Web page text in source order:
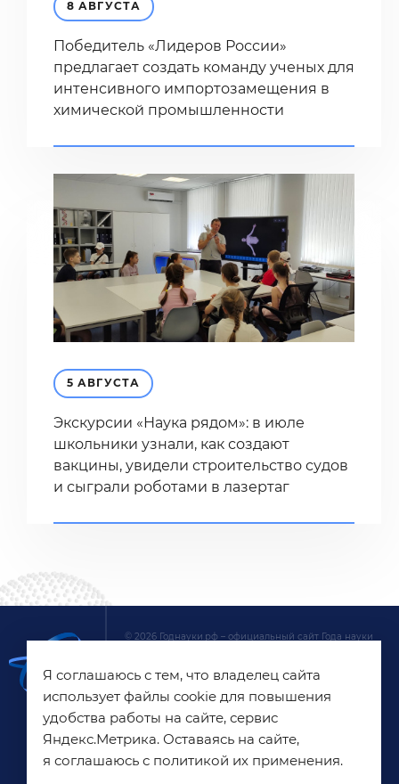
8 АВГУСТА
Победитель «Лидеров России»
предлагает создать команду ученых для
интенсивного импортозамещения в
химической промышленности
5 АВГУСТА
Экскурсии «Наука рядом»: в июле
школьники узнали, как создают
вакцины, увидели строительство судов
и сыграли роботами в лазертаг
© 2026 Годнауки.рф – официальный сайт Года науки
информация о главных новостях, онлайн-
трансляциях, акциях и мероприятиях Года науки
и технологий. Сайт создан при поддержке
АНО «Национальные приоритеты»
Пользовательское соглашение
Я соглашаюсь с тем, что владелец сайта
использует файлы cookie для повышения
удобства работы на сайте, сервис
Яндекс.Метрика. Оставаясь на сайте,
я соглашаюсь с политикой их применения.